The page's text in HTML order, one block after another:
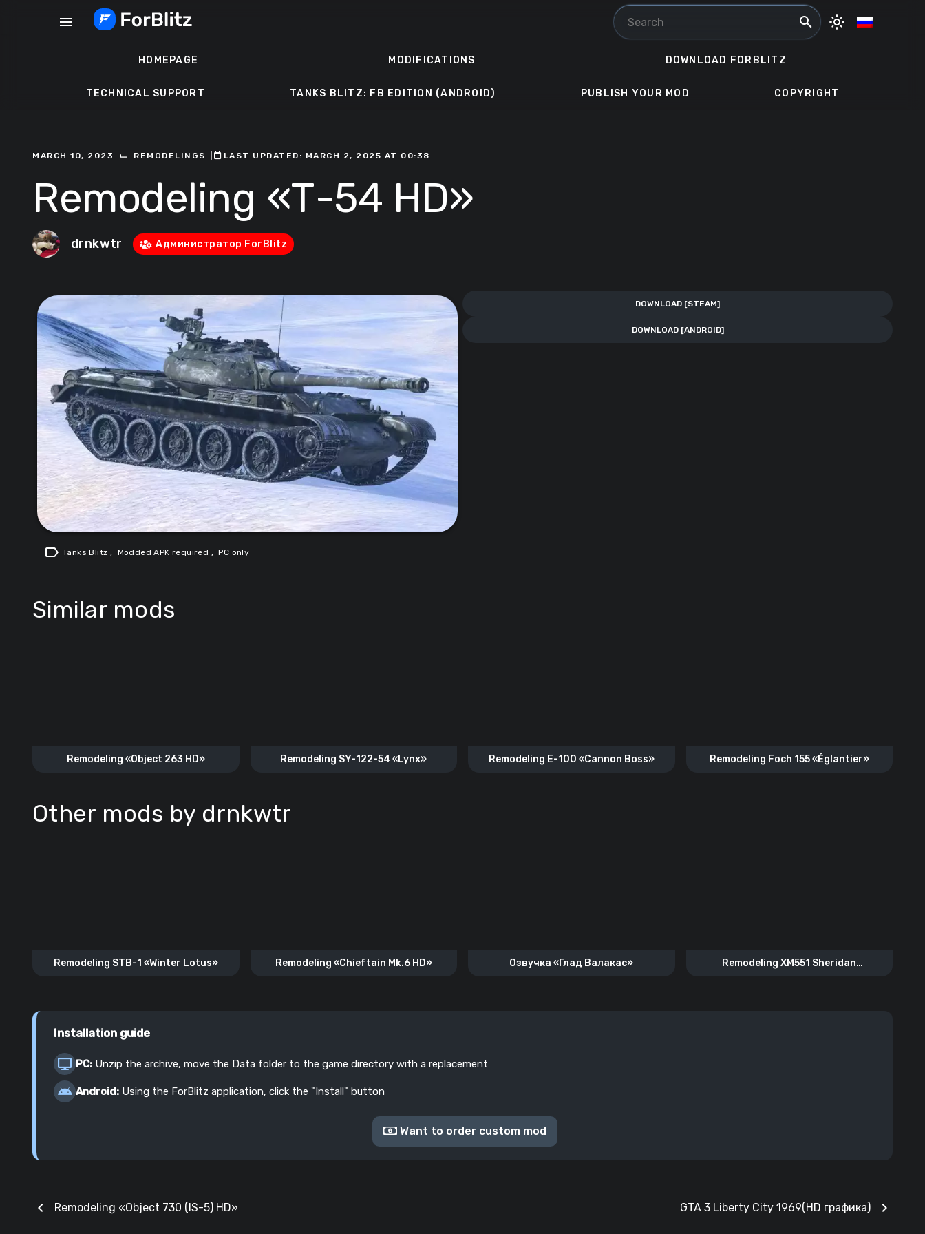
menu search light_mode
HOMEPAGE MODIFICATIONS DOWNLOAD FORBLITZ
TECHNICAL SUPPORT TANKS BLITZ: FB EDITION (ANDROID) PUBLISH YOUR MOD COPYRIGHT
MARCH 10, 2023 ⌙ REMODELINGS ㅤLAST UPDATED: MARCH 2, 2025 AT 00:38
Remodeling «Т-54 HD»
drnkwtr Администратор ForBlitz
DOWNLOAD [STEAM]
DOWNLOAD [ANDROID]
label Tanks Blitz , Modded APK required , PC only
Similar mods
Remodeling «Object 263 HD» Remodeling SY-122-54 «Lynx» Remodeling E-100 «Cannon Boss» Remodeling Foch 155 «Églantier»
Other mods by drnkwtr
Remodeling STB-1 «Winter Lotus» Remodeling «Chieftain Mk.6 HD» Озвучка «Глад Валакас»
Remodeling XM551 Sheridan
Installation guide
PC: Unzip the archive, move the Data folder to the game directory with a replacement
Android: Using the ForBlitz application, click the "Install" button
Want to order custom mod
chevron_left Remodeling «Object 730 (IS-5) HD» GTA 3 Liberty City 1969(HD графика) chevron_right